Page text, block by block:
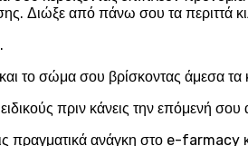
Διώξε από πάνω σου τα περιττά
το σώμα σου βρίσκοντας άμεσα
πριν κάνεις την επόμενή
πραγματικά ανάγκη στο e-